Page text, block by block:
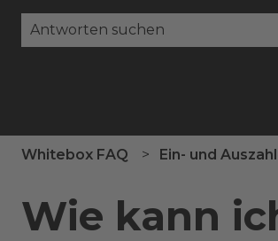
Whitebox FAQ Ein- und
Wie kann